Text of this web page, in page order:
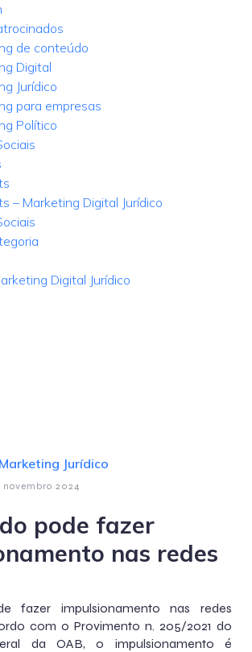
de conteúdo
Digital
Jurídico
para empresas
Político
– Marketing Digital Jurídico
Digital Jurídico
Marketing Jurídico
novembro 2024
pode fazer
nas redes
fazer impulsionamento nas redes
com o Provimento n. 205/2021 do
da OAB, o impulsionamento é